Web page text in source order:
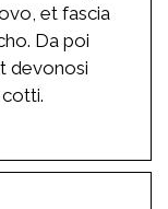
et fascia
Da poi
devonosi